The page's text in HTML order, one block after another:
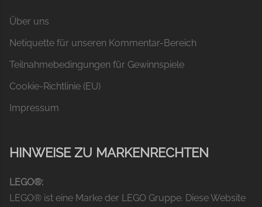
Über uns
Netiquette für unseren Kommentar-Bereich
Teilnahmebedingungen für Gewinnspiele
Cookie-Richtlinie (EU)
Impressum
HINWEISE ZU MARKENRECHTEN
LEGO®:
LEGO® ist eine Marke der LEGO Gruppe. Diese Website